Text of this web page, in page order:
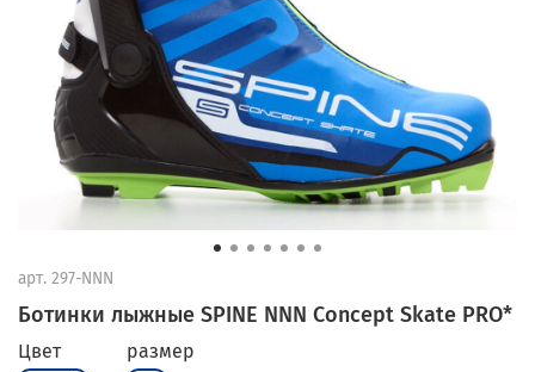
арт. 297-NNN
Ботинки лыжные SPINE NNN Concept Skate PRO*
Цвет размер